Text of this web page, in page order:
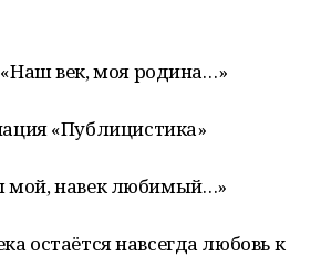
век, моя родина…»
«Публицистика»
мой, навек любимый…»
остаётся навсегда любовь к